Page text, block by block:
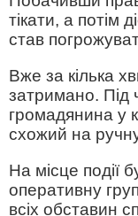
тікати, а потім
став
Вже за кілька
затримано. Під
громадянина у
схожий на
На місце події
оперативну
всіх обставин